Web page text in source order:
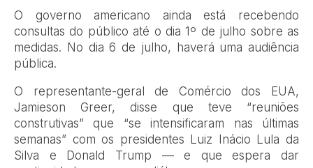
O governo americano ainda está recebendo
consultas do público até o dia 1º de julho sobre as
medidas. No dia 6 de julho, haverá uma audiência
pública.
O representante-geral de Comércio dos EUA,
Jamieson Greer, disse que teve “reuniões
construtivas” que “se intensificaram nas últimas
semanas” com os presidentes Luiz Inácio Lula da
Silva e Donald Trump — e que espera dar